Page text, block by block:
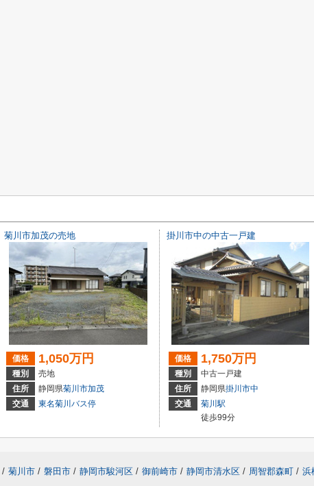
菊川市加茂の売地
価格 1,050万円
種別
売地
住所
静岡県菊川市加茂
交通
東名菊川バス停
掛川市中の中古一戸建
価格 1,750万円
種別
中古一戸建
住所
静岡県掛川市中
交通
菊川駅
徒歩99分
/ 菊川市 / 磐田市 / 静岡市駿河区 / 御前崎市 / 静岡市清水区 / 周智郡森町 / 浜